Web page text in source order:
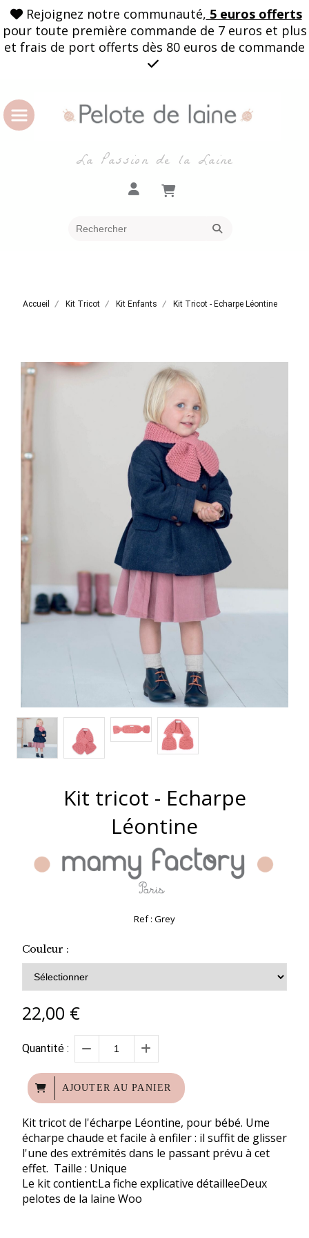
 Rejoignez notre communauté, 5 euros offerts
pour toute première commande de 7 euros et plus
et frais de port offerts dès 80 euros de commande

La Passion de la Laine
Accueil Kit Tricot Kit Enfants Kit Tricot - Echarpe Léontine
Kit tricot - Echarpe
Léontine
Ref : Grey
Couleur :
22,00 €
Quantité :
AJOUTER AU PANIER
Kit tricot de l'écharpe Léontine, pour bébé. Ume
écharpe chaude et facile à enfiler : il suffit de glisser
l'une des extrémités dans le passant prévu à cet
effet. Taille : Unique
Le kit contient:La fiche explicative détailleeDeux
pelotes de la laine Woo